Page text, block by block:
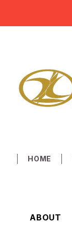
HOME
ABOUT